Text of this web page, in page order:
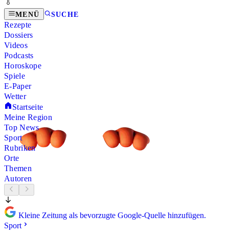
MENÜ SUCHE
Rezepte
Dossiers
Videos
Podcasts
Horoskope
Spiele
E-Paper
Wetter
Startseite
Meine Region
Top News
Sport
Rubriken
Orte
Themen
Autoren
Kleine Zeitung als bevorzugte Google-Quelle hinzufügen.
Sport